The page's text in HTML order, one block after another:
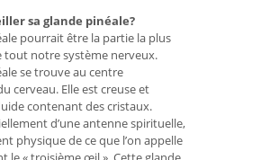
sa glande pinéale?
pourrait être la partie la plus
tout notre système nerveux.
se trouve au centre
cerveau. Elle est creuse et
contenant des cristaux.
d’une antenne spirituelle,
physique de ce que l’on appelle